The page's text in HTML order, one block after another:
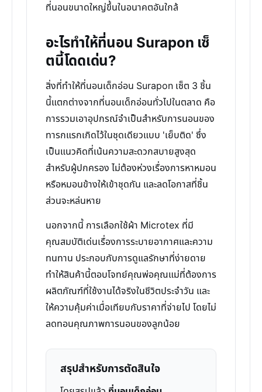
ที่นอนขนาดใหญ่ขึ้นในอนาคตอันใกล้
อะไรทำให้ที่นอน Surapon เซ็
ตนี้โดดเด่น?
สิ่งที่ทำให้ที่นอนเด็กอ่อน Surapon เซ็ต 3 ชิ้น
นี้แตกต่างจากที่นอนเด็กอ่อนทั่วไปในตลาด คือ
การรวมเอาอุปกรณ์จำเป็นสำหรับการนอนของ
ทารกแรกเกิดไว้ในชุดเดียวแบบ 'เย็บติด' ซึ่ง
เป็นแนวคิดที่เน้นความสะดวกสบายสูงสุด
สำหรับผู้ปกครอง ไม่ต้องห่วงเรื่องการหาหมอน
หรือหมอนข้างให้เข้าชุดกัน และลดโอกาสที่ชิ้น
ส่วนจะหล่นหาย
นอกจากนี้ การเลือกใช้ผ้า Microtex ที่มี
คุณสมบัติเด่นเรื่องการระบายอากาศและความ
ทนทาน ประกอบกับการดูแลรักษาที่ง่ายดาย
ทำให้สินค้านี้ตอบโจทย์คุณพ่อคุณแม่ที่ต้องการ
ผลิตภัณฑ์ที่ใช้งานได้จริงในชีวิตประจำวัน และ
ให้ความคุ้มค่าเมื่อเทียบกับราคาที่จ่ายไป โดยไม่
ลดทอนคุณภาพการนอนของลูกน้อย
สรุปสำหรับการตัดสินใจ